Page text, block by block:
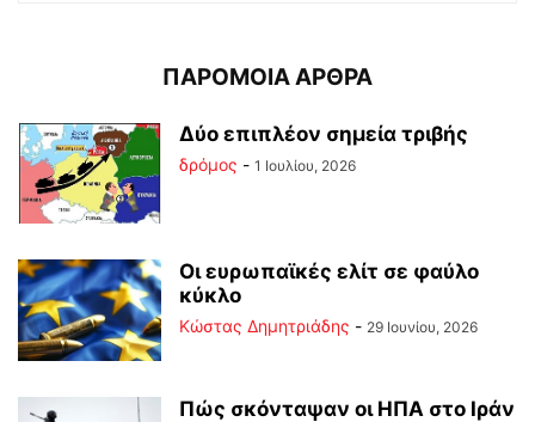
ΠΑΡΟΜΟΙΑ ΑΡΘΡΑ
Δύο επιπλέον σημεία τριβής
δρόμος - 1 Ιουλίου, 2026
Οι ευρωπαϊκές ελίτ σε φαύλο
κύκλο
Kώστας Δημητριάδης - 29 Ιουνίου, 2026
Πώς σκόνταψαν οι ΗΠΑ στο Ιράν